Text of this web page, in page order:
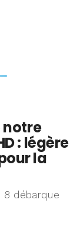
notre
: légère
la
8 débarque